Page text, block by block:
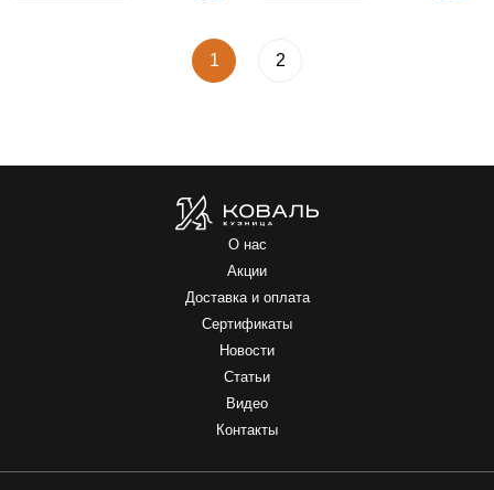
1 2
О нас
Акции
Доставка и оплата
Сертификаты
Новости
Статьи
Видео
Контакты